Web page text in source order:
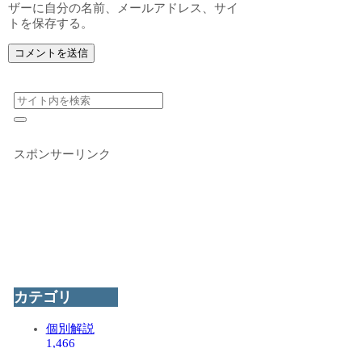
ザーに自分の名前、メールアドレス、サイ
トを保存する。
スポンサーリンク
カテゴリ
個別解説
1,466